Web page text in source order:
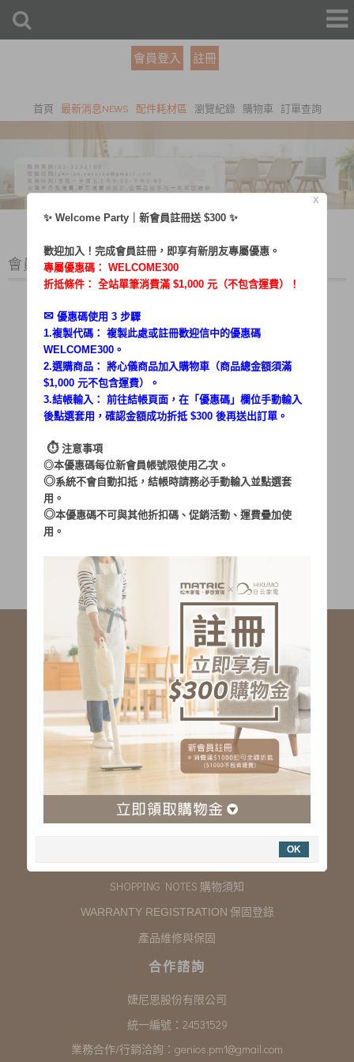
會員登入 註冊
首頁 最新消息NEWS 配件耗材區 瀏覽紀錄 購物車 訂單查詢
會員登入
帳號：
密碼：
社群服務連結
線上客服 LINE 歡迎加入 <LINE ID: @matric.jp>
線上客服 Facebook 歡迎加入
服務專線：03-323-2180
客服信箱 :genios.service@gmail.com
服務時間：星期一至星期五 上午9:00~下午6:00
例假日休假
購物說明
SHOPPING NOTES 購物須知
WARRANTY REGISTRATION 保固登錄
產品維修與保固
合作諮詢
婕尼思股份有限公司
統一編號：24531529
業務合作/行銷洽詢： genios.pm1@gmail.com
X
✨ Welcome Party｜新會員註冊送 $300 ✨
歡迎加入！完成會員註冊，即享有新朋友專屬優惠。
專屬優惠碼： WELCOME300
折抵條件： 全站單筆消費滿 $1,000 元（不包含運費）！
✉︎ 優惠碼使用 3 步驟
1.複製代碼： 複製此處或註冊歡迎信中的優惠碼
WELCOME300。
2.選購商品： 將心儀商品加入購物車（商品總金額須滿
$1,000 元不包含運費）。
3.結帳輸入： 前往結帳頁面，在「優惠碼 」欄位手動輸入
後點選套用，確認金額成功折抵 $300 後再送出訂單。
⏱︎ 注意事項
◎本優惠碼每位新會員帳號限使用乙次。
◎系統不會自動扣抵，結帳時請務必手動輸入並點選套
用。
◎本優惠碼不可與其他折扣碼、促銷活動、運費疊加使
用。
OK